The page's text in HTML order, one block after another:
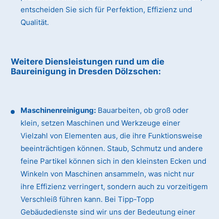
entscheiden Sie sich für Perfektion, Effizienz und
Qualität.
Weitere Diensleistungen rund um die
Baureinigung in Dresden Dölzschen:
Maschinenreinigung: Bauarbeiten, ob groß oder
klein, setzen Maschinen und Werkzeuge einer
Vielzahl von Elementen aus, die ihre Funktionsweise
beeinträchtigen können. Staub, Schmutz und andere
feine Partikel können sich in den kleinsten Ecken und
Winkeln von Maschinen ansammeln, was nicht nur
ihre Effizienz verringert, sondern auch zu vorzeitigem
Verschleiß führen kann. Bei Tipp-Topp
Gebäudedienste sind wir uns der Bedeutung einer